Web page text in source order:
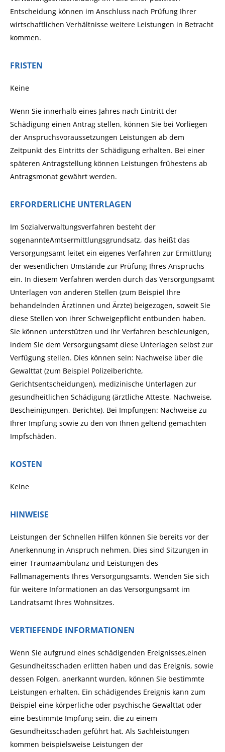
Entscheidung können im Anschluss nach Prüfung Ihrer
wirtschaftlichen Verhältnisse weitere Leistungen in Betracht
kommen.
FRISTEN
Keine
Wenn Sie innerhalb eines Jahres nach Eintritt der
Schädigung einen Antrag stellen, können Sie bei Vorliegen
der Anspruchsvoraussetzungen Leistungen ab dem
Zeitpunkt des Eintritts der Schädigung erhalten. Bei einer
späteren Antragstellung können Leistungen frühestens ab
Antragsmonat gewährt werden.
ERFORDERLICHE UNTERLAGEN
Im Sozialverwaltungsverfahren besteht der
sogenannteAmtsermittlungsgrundsatz, das heißt das
Versorgungsamt leitet ein eigenes Verfahren zur Ermittlung
der wesentlichen Umstände zur Prüfung Ihres Anspruchs
ein. In diesem Verfahren werden durch das Versorgungsamt
Unterlagen von anderen Stellen (zum Beispiel Ihre
behandelnden Ärztinnen und Ärzte) beigezogen, soweit Sie
diese Stellen von ihrer Schweigepflicht entbunden haben.
Sie können unterstützen und Ihr Verfahren beschleunigen,
indem Sie dem Versorgungsamt diese Unterlagen selbst zur
Verfügung stellen. Dies können sein: Nachweise über die
Gewalttat (zum Beispiel Polizeiberichte,
Gerichtsentscheidungen), medizinische Unterlagen zur
gesundheitlichen Schädigung (ärztliche Atteste, Nachweise,
Bescheinigungen, Berichte). Bei Impfungen: Nachweise zu
Ihrer Impfung sowie zu den von Ihnen geltend gemachten
Impfschäden.
KOSTEN
Keine
HINWEISE
Leistungen der Schnellen Hilfen können Sie bereits vor der
Anerkennung in Anspruch nehmen. Dies sind Sitzungen in
einer Traumaambulanz und Leistungen des
Fallmanagements Ihres Versorgungsamts. Wenden Sie sich
für weitere Informationen an das Versorgungsamt im
Landratsamt Ihres Wohnsitzes.
VERTIEFENDE INFORMATIONEN
Wenn Sie aufgrund eines schädigenden Ereignisses,einen
Gesundheitsschaden erlitten haben und das Ereignis, sowie
dessen Folgen, anerkannt wurden, können Sie bestimmte
Leistungen erhalten. Ein schädigendes Ereignis kann zum
Beispiel eine körperliche oder psychische Gewalttat oder
eine bestimmte Impfung sein, die zu einem
Gesundheitsschaden geführt hat. Als Sachleistungen
kommen beispielsweise Leistungen der